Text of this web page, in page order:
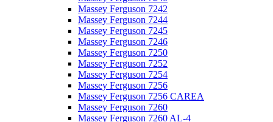
Massey Ferguson 7242
Massey Ferguson 7244
Massey Ferguson 7245
Massey Ferguson 7246
Massey Ferguson 7250
Massey Ferguson 7252
Massey Ferguson 7254
Massey Ferguson 7256
Massey Ferguson 7256 CAREA
Massey Ferguson 7260
Massey Ferguson 7260 AL-4